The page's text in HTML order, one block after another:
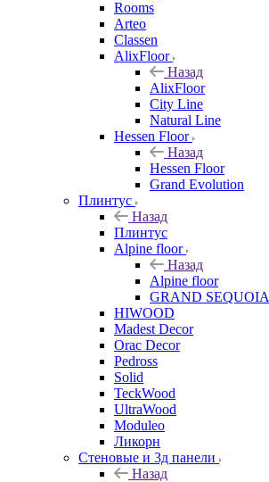
Rooms
Arteo
Classen
AlixFloor
Назад
AlixFloor
City Line
Natural Line
Hessen Floor
Назад
Hessen Floor
Grand Evolution
Плинтус
Назад
Плинтус
Alpine floor
Назад
Alpine floor
GRAND SEQUOIA
HIWOOD
Madest Decor
Orac Decor
Pedross
Solid
TeckWood
UltraWood
Moduleo
Ликорн
Стеновые и 3д панели
Назад